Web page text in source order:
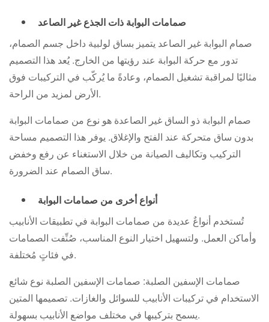
صمامات البوابة ذات الجذع غير الصاعد
صمام البوابة غير الصاعد يتميز بساق لولبية داخل جسم الصمام،
تدور مع حركة البوابة عند رؤيتها من الخارج. يُعد هذا التصميم
مثاليًا لمراقبة تشغيل الصمام، وعادةً ما يُركّب في التركيبات فوق
الأرض لمزيد من الراحة.
صمام البوابة ذو الساق غير الصاعدة هو نوع من صمامات البوابة
بدون ساق متحركة عند الفتح والإغلاق. يوفر هذا التصميم مساحة
التركيب وتكاليف الصيانة من خلال الاستغناء عن رفع وخفض
ساق الصمام عند الضرورة.
أنواع أخرى من صمامات البوابة
تُستخدم أنواعٌ عديدة من صمامات البوابة في تطبيقات الأنابيب
وأماكن العمل. ولتسهيل اختيار النوع المناسب، صُنِّفت الصمامات
في فئاتٍ مُختلفة.
صمامات الإسفين الصلبة: صمامات الإسفين الصلبة نوع شائع
الاستخدام في تركيبات الأنابيب للسوائل والغازات. تصميمها المتين
يسمح بتركيبها في مختلف مواضع الأنابيب بسهولة.